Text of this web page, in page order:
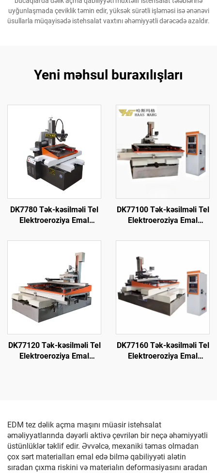
uyğunlaşmada çeviklik təmin edir, yüksək sürətli işləməsi isə ənənəvi
üsullarla müqayisədə istehsalat vaxtını əhəmiyyətli dərəcədə azaldır.
Yeni məhsul buraxılışları
DK7780 Tək-kəsilməli Tel
Elektroeroziya Emal
DK77100 Tək-kəsilməli Tel
Elektroeroziya Emal
DK77120 Tək-kəsilməli Tel
Elektroeroziya Emal
DK77160 Tək-kəsilməli Tel
Elektroeroziya Emal
EDM tez dəlik açma maşını müasir istehsalat
əməliyyatlarında dəyərli aktivə çevrilən bir neçə əhəmiyyətli
üstünlüklər təklif edir. Əvvəlcə, mexaniki təmas olmadan
çox sərt materialları emal edə bilmə qabiliyyəti alətin
sıradan çıxma riskini və materialın deformasiyasını aradan